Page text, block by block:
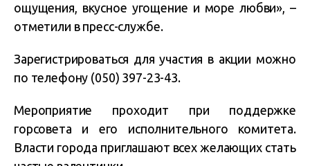
ощущения, вкусное угощение и море любви», –
отметили в пресс-службе.
Зарегистрироваться для участия в акции можно
по телефону (050) 397-23-43.
Мероприятие проходит при поддержке
горсовета и его исполнительного комитета.
Власти города приглашают всех желающих стать